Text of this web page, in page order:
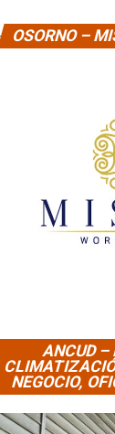
OSORNO –
ANCUD –
NEGOCIO,